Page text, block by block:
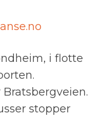
i flotte
Bratsbergveien.
stopper